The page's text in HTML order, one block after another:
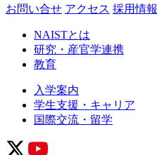
お問い合せ アクセス 採用情報
NAISTとは
研究・産官学連携
教育
入学案内
学生支援・キャリア
国際交流・留学